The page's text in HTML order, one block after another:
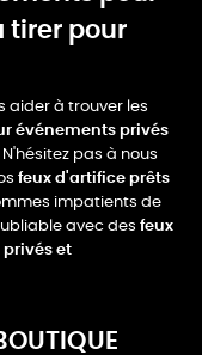
tirer pour
aider à trouver les
événements privés
pas à nous
feux d'artifice prêts
impatients de
avec des feux
et